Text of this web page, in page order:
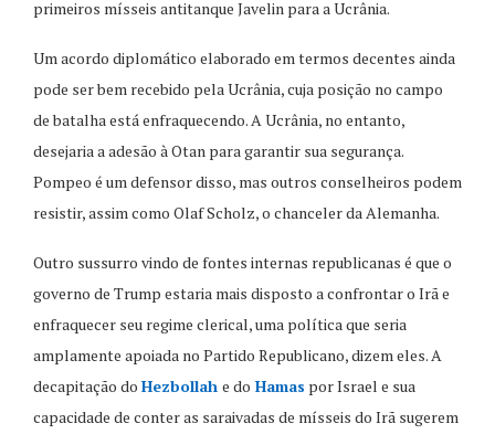
primeiros mísseis antitanque Javelin para a Ucrânia.
Um acordo diplomático elaborado em termos decentes ainda
pode ser bem recebido pela Ucrânia, cuja posição no campo
de batalha está enfraquecendo. A Ucrânia, no entanto,
desejaria a adesão à Otan para garantir sua segurança.
Pompeo é um defensor disso, mas outros conselheiros podem
resistir, assim como Olaf Scholz, o chanceler da Alemanha.
Outro sussurro vindo de fontes internas republicanas é que o
governo de Trump estaria mais disposto a confrontar o Irã e
enfraquecer seu regime clerical, uma política que seria
amplamente apoiada no Partido Republicano, dizem eles. A
decapitação do Hezbollah e do Hamas por Israel e sua
capacidade de conter as saraivadas de mísseis do Irã sugerem